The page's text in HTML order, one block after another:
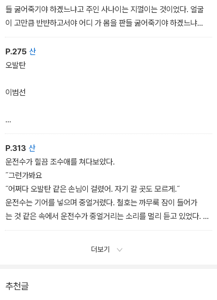
었다. 비록 맑은 날일지라도 동욱오뉘의 생활을 생각하면, 원구의 귀
에는 빗소리가 설레고 그 마음 구석에는 빗물이 스며 흐르는 것같았
다. 원구의 머릿속에 떠오르는 동욱과 동옥은 그 모양으로 언제나비
에 젖어 있는 인생들이었다.
동욱의 거처를 왕방하기 전에 원구는 어느 날 거리에서 동욱을 만나
다.
들 굶어죽기야 하겠느냐고 주인 사나이는 지껄이는 것이었다. 얼굴
이 고만큼 반뱐하고서야 어디 가 몸을 판들 굶어죽기야 하겠느냐
는 말에 이상하게 원구는 정신이 펄쩍 들어, 이놈 네가 동옥을 팔아먹
었구나, 하고 대들 듯한 격분을 마음속 한구석에 의식하면서도 천근
의 무게로 내리누르는 듯한 육체의 중량을 감당할 수 없어 그는 말없
한 소리가 까마득히 먼 곳에서 자기를 향하고 날아오는 것 같은 착각
P.275 산
오발탄
이범선
계리사 사무실 서기 송철호는 여섯시가 넘도록 사무실 한구석자기 자
리에 멍청하니 앉아 있었다. 무슨 미진한 사무가 있는 것도 아니었
다. 장부는 벌써 접어치운 지 오래고 그야말로 멍청하니 그저 앉아 있
는 것이었다. 딴 친구들은 눈으로 시곗바늘을 밀어올리다시피 다섯시
를 기다려 휘딱 나가버렸다. 그런데 점심도 못 먹은 철호는 허기가 나
서만이 아니라 갈 데도 없었다.
˝송선생은 안 나가세요?˝
이제 청소를 해야 할 테니 그만 나가달라는 투의 사환애의 말에 철호
던 두손을 빼내어서 무겁게 책상 위에 올려놓았다.
하품 같은 대답이었다.
P.313 산
운전수가 힐끔 조수애를 쳐다보았다.
˝그런가봐요
˝어쩌다 오발탄 같은 손님이 걸렸어. 자기 갈 곳도 모르게.˝
운전수는 기어를 넣으며 중얼거렸다. 철호는 까무룩 잠이 들어가
는 것 같은 속에서 운전수가 중얼거리는 소리를 멀리 듣고 있었다. 그
리고 마음속으로 혼자 생각하는 것이었다.
지금 나는 어디건 가긴 가야 한다.……
더보기
추천글